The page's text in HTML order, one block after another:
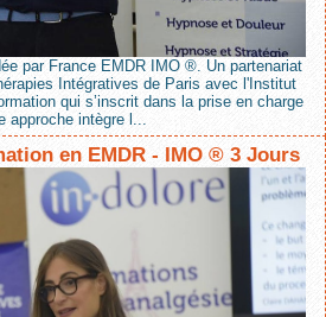
par France EMDR IMO ®. Un partenariat
Intégratives de Paris avec l'Institut
qui s’inscrit dans la prise en charge
intègre l...
en EMDR - IMO ® 3 Jours